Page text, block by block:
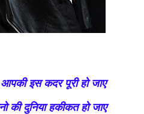
आपकी इस कदर पूरी हो जाए
की दुनिया हकीकत हो जाए